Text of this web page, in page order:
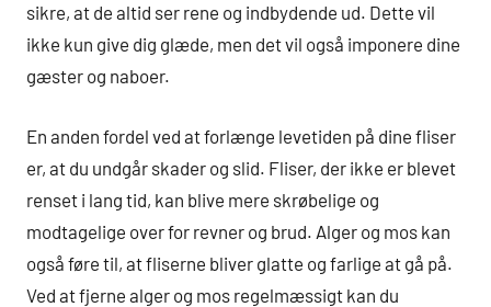
sikre, at de altid ser rene og indbydende ud. Dette vil
ikke kun give dig glæde, men det vil også imponere dine
gæster og naboer.
En anden fordel ved at forlænge levetiden på dine fliser
er, at du undgår skader og slid. Fliser, der ikke er blevet
renset i lang tid, kan blive mere skrøbelige og
modtagelige over for revner og brud. Alger og mos kan
også føre til, at fliserne bliver glatte og farlige at gå på.
Ved at fjerne alger og mos regelmæssigt kan du